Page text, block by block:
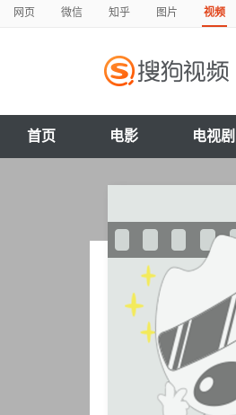
网页 微信 知乎 图片 视频
首页 电影 电视剧